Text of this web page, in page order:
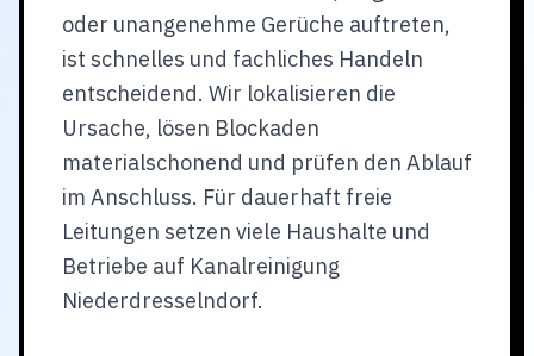
oder unangenehme Gerüche auftreten,
ist schnelles und fachliches Handeln
entscheidend. Wir lokalisieren die
Ursache, lösen Blockaden
materialschonend und prüfen den Ablauf
im Anschluss. Für dauerhaft freie
Leitungen setzen viele Haushalte und
Betriebe auf Kanalreinigung
Niederdresselndorf.